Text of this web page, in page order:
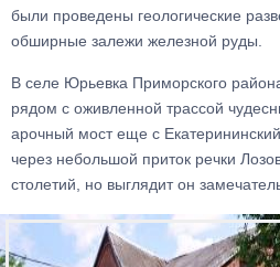
были проведены геологические
обширные залежи железной руды.
В селе Юрьевка Приморского
рядом с оживленной трассой
арочный мост еще с
через небольшой приток речки
столетий, но выглядит он